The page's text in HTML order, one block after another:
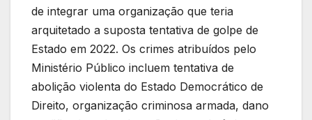
de integrar uma organização que teria
arquitetado a suposta tentativa de golpe de
Estado em 2022. Os crimes atribuídos pelo
Ministério Público incluem tentativa de
abolição violenta do Estado Democrático de
Direito, organização criminosa armada, dano